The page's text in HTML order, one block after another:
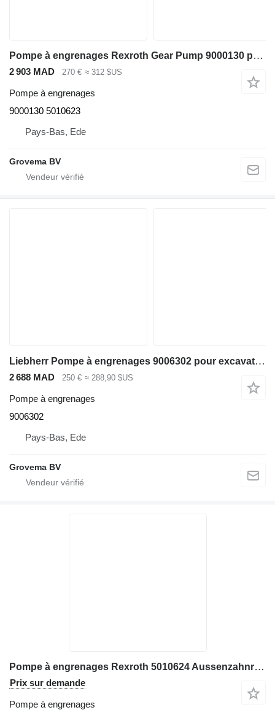
Pompe à engrenages Rexroth Gear Pump 9000130 pour excavateur Liebherr A904C Li/R904/A904C Li EDC/R904C/A900C Li /R900C Li
2 903 MAD 270 € ≈ 312 $US
Pompe à engrenages
9000130 5010623
Pays-Bas, Ede
Grovema BV
Liebherr Pompe à engrenages 9006302 pour excavateur Liebherr R936 NLC
2 688 MAD 250 € ≈ 288,90 $US
Pompe à engrenages
9006302
Pays-Bas, Ede
Grovema BV
Pompe à engrenages Rexroth 5010624 Aussenzahnradpumpe, Liebherr 914C, 924C, 934B, 954C pour excavateur Liebherr 914C, 924C
Prix sur demande
Pompe à engrenages